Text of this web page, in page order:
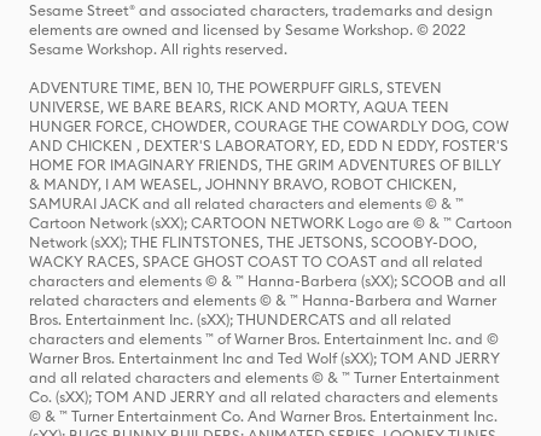
Sesame Street® and associated characters, trademarks and design
elements are owned and licensed by Sesame Workshop. © 2022
Sesame Workshop. All rights reserved.
ADVENTURE TIME, BEN 10, THE POWERPUFF GIRLS, STEVEN
UNIVERSE, WE BARE BEARS, RICK AND MORTY, AQUA TEEN
HUNGER FORCE, CHOWDER, COURAGE THE COWARDLY DOG, COW
AND CHICKEN , DEXTER'S LABORATORY, ED, EDD N EDDY, FOSTER'S
HOME FOR IMAGINARY FRIENDS, THE GRIM ADVENTURES OF BILLY
& MANDY, I AM WEASEL, JOHNNY BRAVO, ROBOT CHICKEN,
SAMURAI JACK and all related characters and elements © & ™
Cartoon Network (sXX); CARTOON NETWORK Logo are © & ™ Cartoon
Network (sXX); THE FLINTSTONES, THE JETSONS, SCOOBY-DOO,
WACKY RACES, SPACE GHOST COAST TO COAST and all related
characters and elements © & ™ Hanna-Barbera (sXX); SCOOB and all
related characters and elements © & ™ Hanna-Barbera and Warner
Bros. Entertainment Inc. (sXX); THUNDERCATS and all related
characters and elements ™ of Warner Bros. Entertainment Inc. and ©
Warner Bros. Entertainment Inc and Ted Wolf (sXX); TOM AND JERRY
and all related characters and elements © & ™ Turner Entertainment
Co. (sXX); TOM AND JERRY and all related characters and elements
© & ™ Turner Entertainment Co. And Warner Bros. Entertainment Inc.